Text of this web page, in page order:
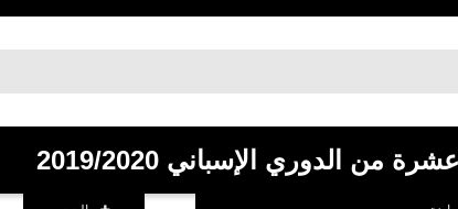
من الدوري الإسباني 2019/2020